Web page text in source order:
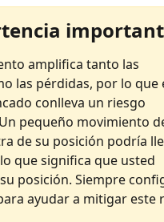
amplifica tanto las
las pérdidas, por lo que
conlleva un riesgo
pequeño movimiento
de su posición podría
que significa que usted
posición. Siempre
ayudar a mitigar este